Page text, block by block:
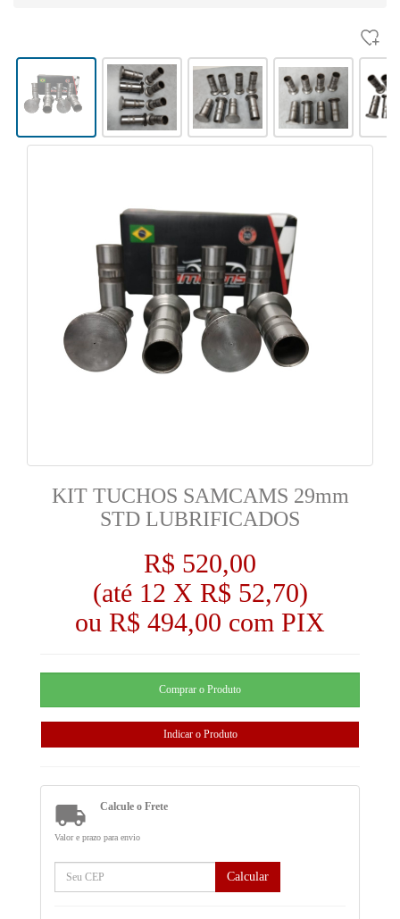
KIT TUCHOS SAMCAMS 29mm
STD LUBRIFICADOS
R$ 520,00
(até 12 X R$ 52,70)
ou R$ 494,00 com PIX
 Calcule o Frete
Valor e prazo para envio
Calcular